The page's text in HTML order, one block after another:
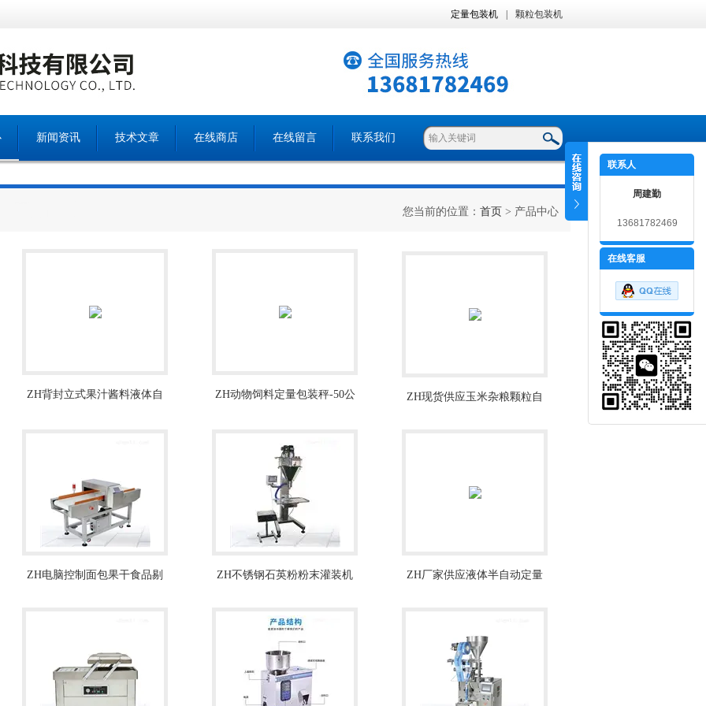
定量包装机 颗粒包装机
新闻资讯 技术文章 在线商店 在线留言 联系我们
您当前的位置： 首页 > 产品中心
ZH背封立式果汁酱料液体自
ZH动物饲料定量包装秤-50公
ZH现货供应玉米杂粮颗粒自
ZH电脑控制面包果干食品剔
ZH不锈钢石英粉粉末灌装机
ZH厂家供应液体半自动定量
联系人
周建勤
13681782469
在线客服